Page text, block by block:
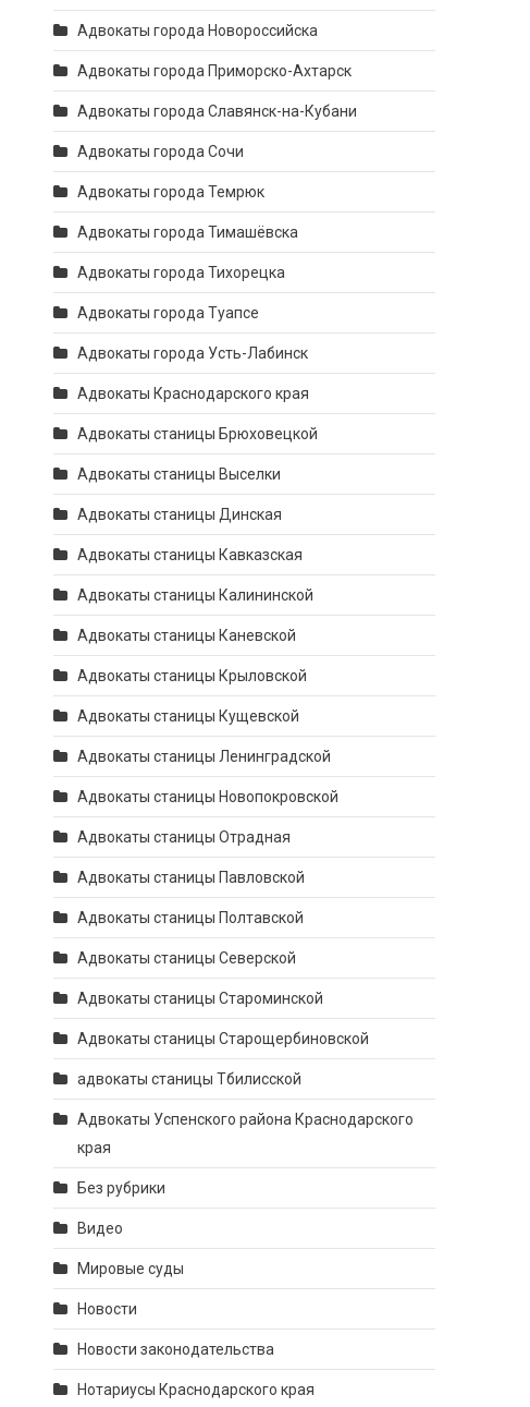
Адвокаты города Новороссийска
Адвокаты города Приморско-Ахтарск
Адвокаты города Славянск-на-Кубани
Адвокаты города Сочи
Адвокаты города Темрюк
Адвокаты города Тимашёвска
Адвокаты города Тихорецка
Адвокаты города Туапсе
Адвокаты города Усть-Лабинск
Адвокаты Краснодарского края
Адвокаты станицы Брюховецкой
Адвокаты станицы Выселки
Адвокаты станицы Динская
Адвокаты станицы Кавказская
Адвокаты станицы Калининской
Адвокаты станицы Каневской
Адвокаты станицы Крыловской
Адвокаты станицы Кущевской
Адвокаты станицы Ленинградской
Адвокаты станицы Новопокровской
Адвокаты станицы Отрадная
Адвокаты станицы Павловской
Адвокаты станицы Полтавской
Адвокаты станицы Северской
Адвокаты станицы Староминской
Адвокаты станицы Старощербиновской
адвокаты станицы Тбилисской
Адвокаты Успенского района Краснодарского
края
Без рубрики
Видео
Мировые суды
Новости
Новости законодательства
Нотариусы Краснодарского края